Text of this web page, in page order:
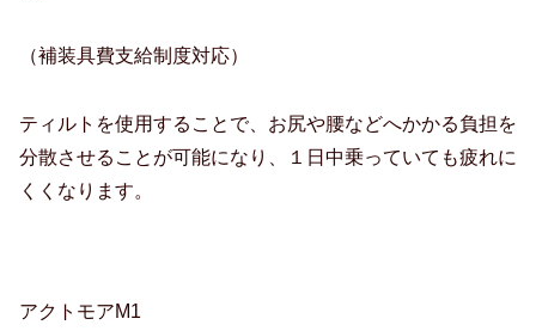
（補装具費支給制度対応）
ティルトを使用することで、お尻や腰などへかかる負担を
分散させることが可能になり、１日中乗っていても疲れに
くくなります。
アクトモアM1